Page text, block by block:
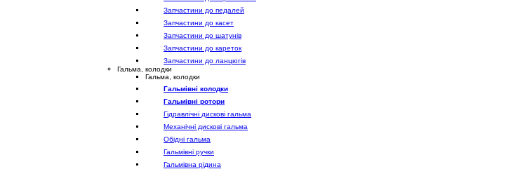
Запчастини до педалей
Запчастини до касет
Запчастини до шатунів
Запчастини до кареток
Запчастини до ланцюгів
Гальма, колодки
Гальма, колодки
Гальмівні колодки
Гальмівні ротори
Гідравлічні дискові гальма
Механічні дискові гальма
Обідні гальма
Гальмівні ручки
Гальмівна рідина